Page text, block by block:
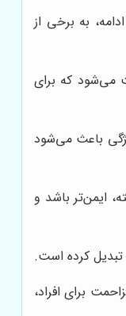
به برخی از
می‌شود که برای
باعث می‌شود
ایمن‌تر باشد و
تبدیل کرده است.
برای افراد،